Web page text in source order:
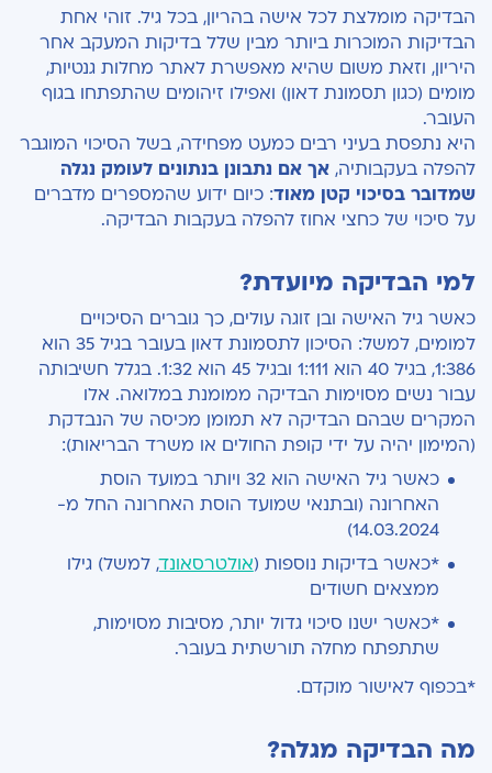
הבדיקה מומלצת לכל אישה בהריון, בכל גיל. זוהי אחת
הבדיקות המוכרות ביותר מבין שלל בדיקות המעקב אחר
היריון, וזאת משום שהיא מאפשרת לאתר מחלות גנטיות,
מומים (כגון תסמונת דאון) ואפילו זיהומים שהתפתחו בגוף
העובר.
היא נתפסת בעיני רבים כמעט מפחידה, בשל הסיכוי המוגבר
להפלה בעקבותיה, אך אם נתבונן בנתונים לעומק נגלה
שמדובר בסיכוי קטן מאוד: כיום ידוע שהמספרים מדברים
על סיכוי של כחצי אחוז להפלה בעקבות הבדיקה.
למי הבדיקה מיועדת?
כאשר גיל האישה ובן זוגה עולים, כך גוברים הסיכויים
למומים, למשל:
הסיכון לתסמונת דאון בעובר בגיל 35 הוא
1:386, בגיל 40 הוא 1:111 ובגיל 45 הוא 1:32. בגלל חשיבותה
עבור נשים מסוימות הבדיקה ממומנת במלואה. אלו
המקרים שבהם הבדיקה לא תמומן מכיסה של הנבדקת
(המימון יהיה על ידי קופת החולים או משרד הבריאות):
כאשר גיל האישה הוא 32 ויותר
במועד הוסת
האחרונה (ובתנאי שמועד הוסת האחרונה החל מ-
14.03.2024)
*כאשר בדיקות נוספות (אולטרסאונד, למשל) גילו
ממצאים חשודים
*כאשר ישנו סיכוי גדול יותר, מסיבות מסוימות,
שתתפתח מחלה תורשתית בעובר.
*בכפוף לאישור מוקדם.
מה הבדיקה מגלה?